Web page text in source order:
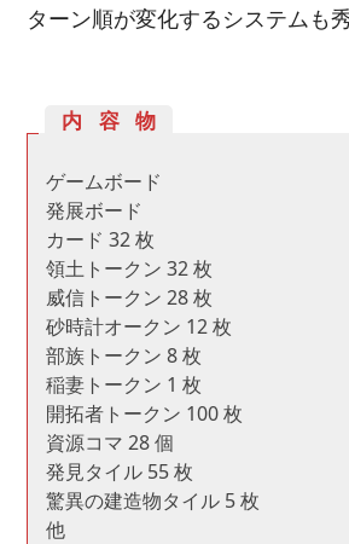
ターン順が変化するシステムも秀
内容物
ゲームボード
発展ボード
カード 32 枚
領土トークン 32 枚
威信トークン 28 枚
砂時計オークン 12 枚
部族トークン 8 枚
稲妻トークン 1 枚
開拓者トークン 100 枚
資源コマ 28 個
発見タイル 55 枚
驚異の建造物タイル 5 枚
他